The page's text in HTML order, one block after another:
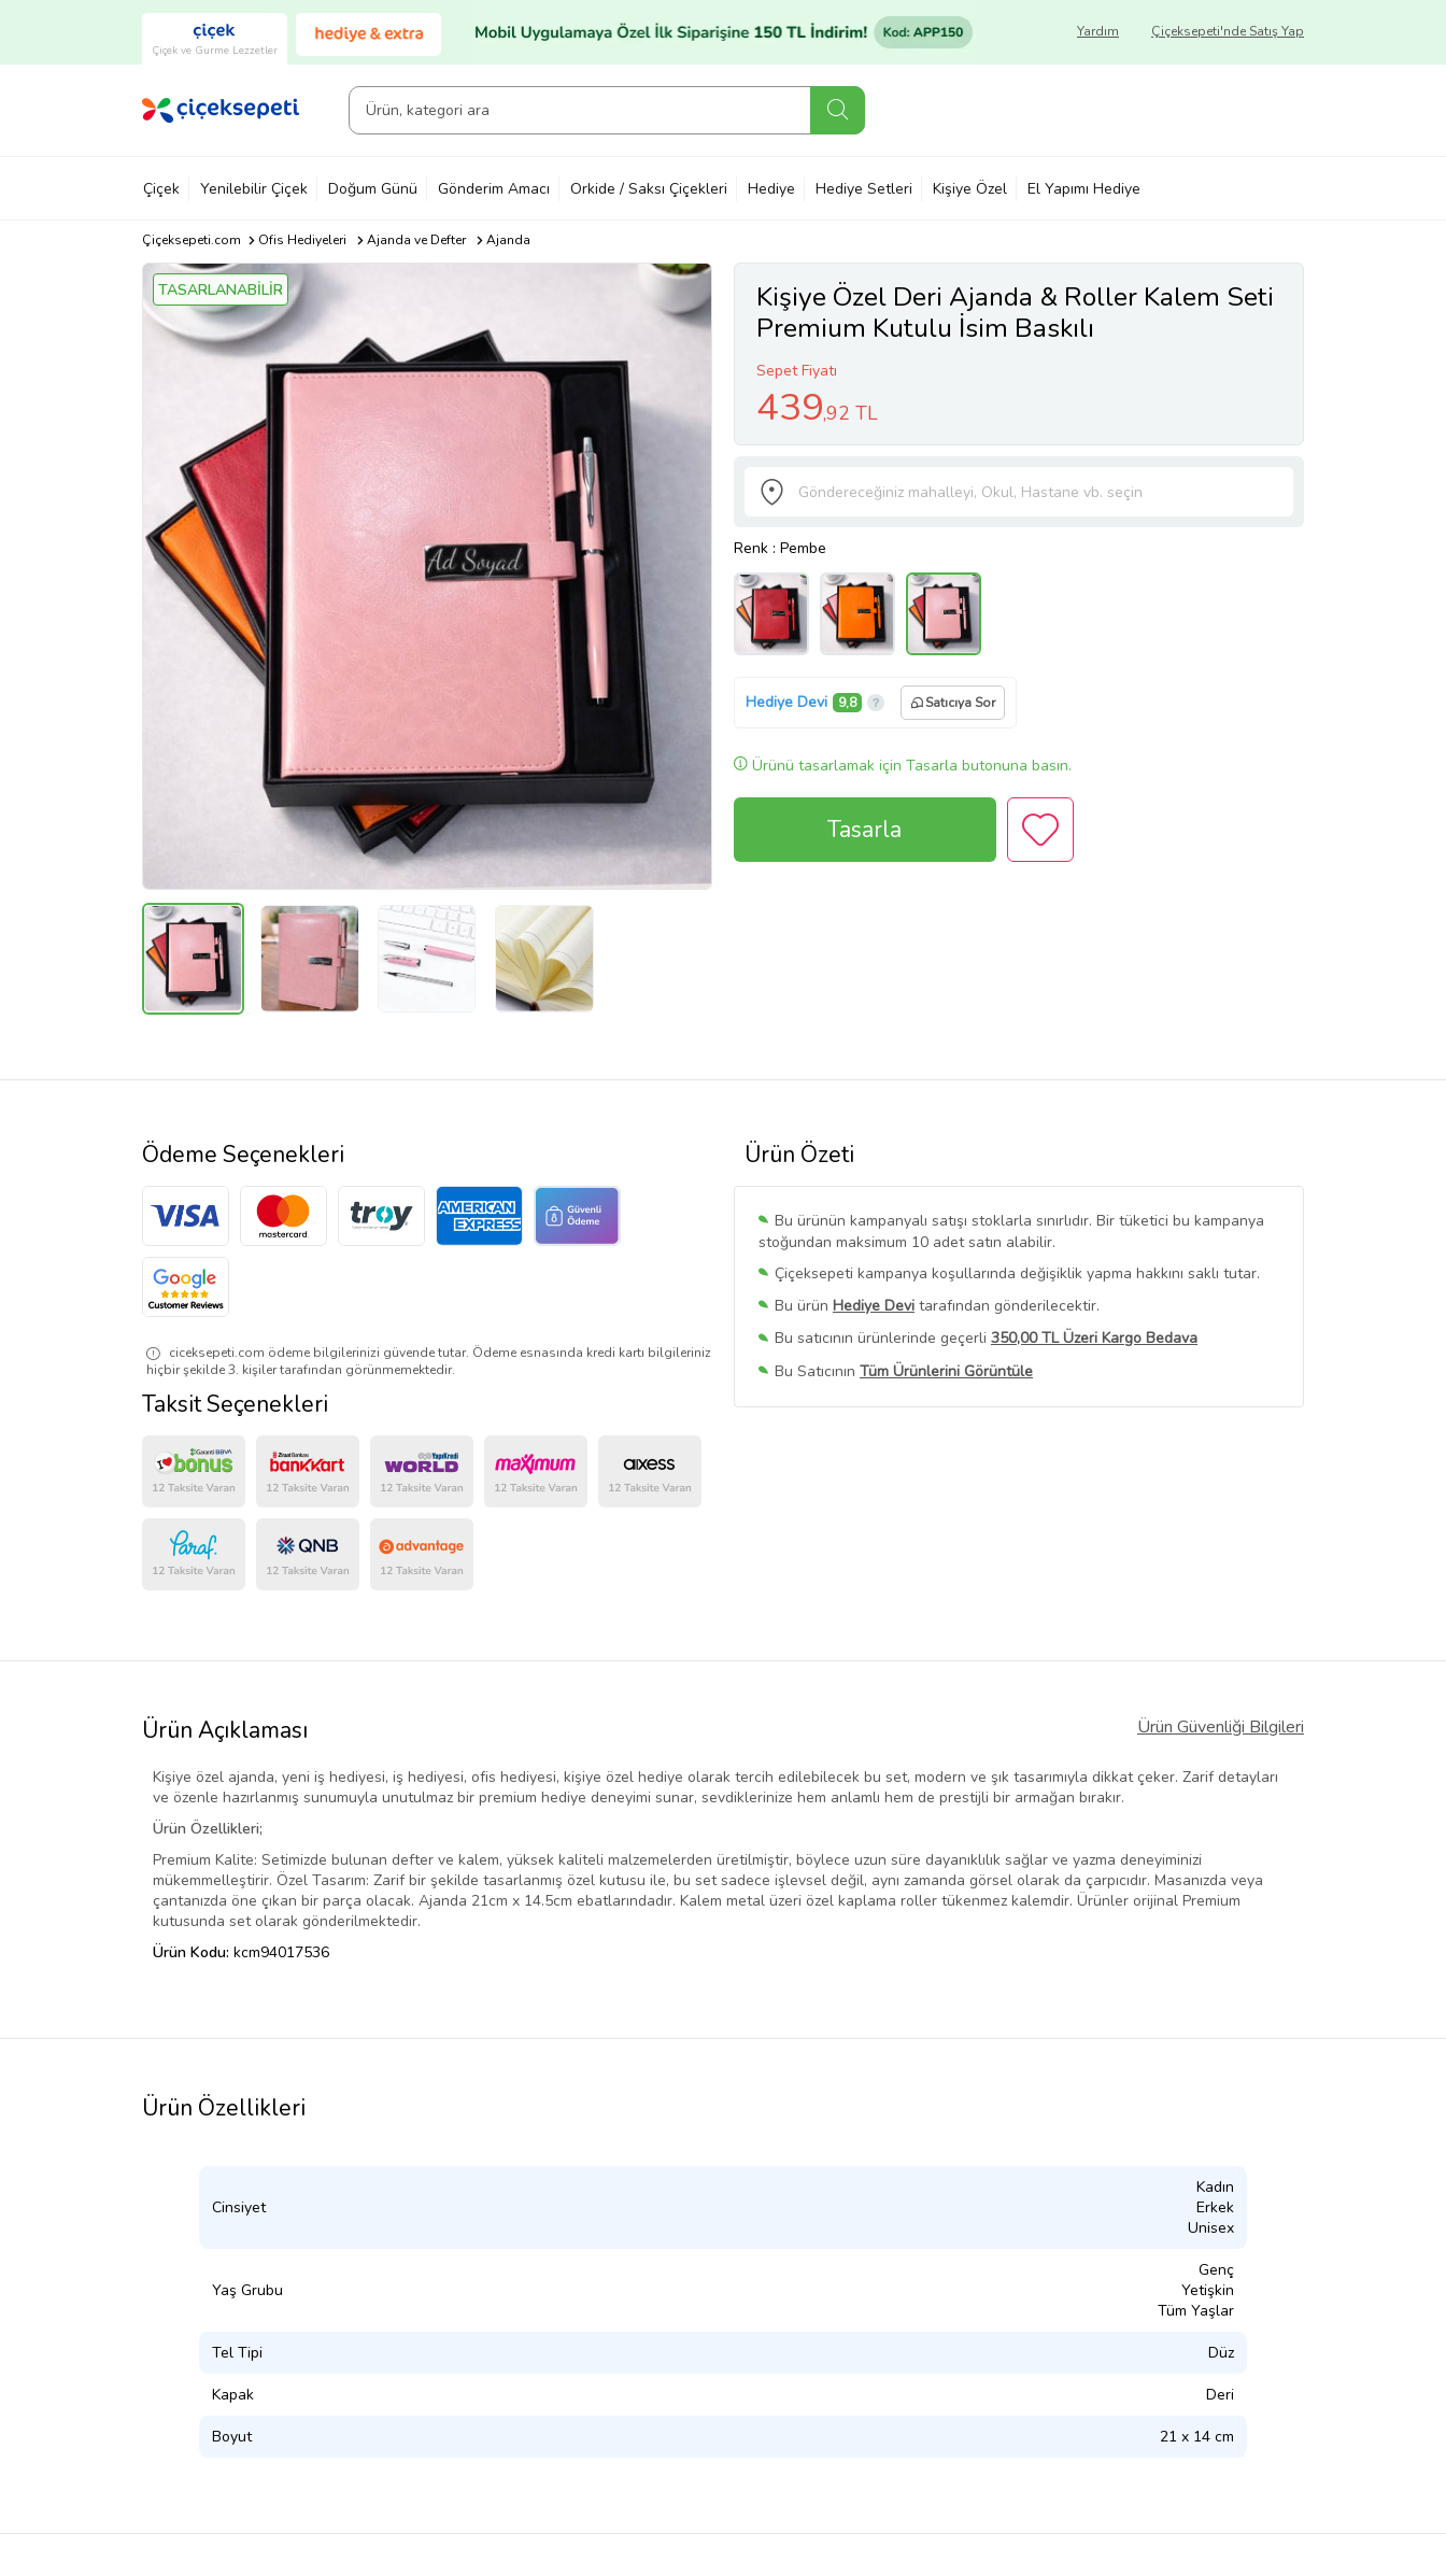
Çiçek ve Gurme Lezzetler
Çiçeksepeti'nde Satış Yap
Yardım
Çiçek Yenilebilir Çiçek Doğum Günü Gönderim Amacı Orkide / Saksı Çiçekleri Hediye Hediye Setleri Kişiye Özel El Yapımı Hediye
Çiçeksepeti.com Ofis Hediyeleri Ajanda ve Defter Ajanda
TASARLANABİLİR
Kişiye Özel Deri Ajanda & Roller Kalem Seti
Premium Kutulu İsim Baskılı
Sepet Fiyatı
439,92 TL
Renk : Pembe
Hediye Devi 9,8 Satıcıya Sor
Ürünü tasarlamak için Tasarla butonuna basın.
Tasarla
Ürün Özeti
Bu ürünün kampanyalı satışı stoklarla sınırlıdır. Bir tüketici bu kampanya
stoğundan maksimum 10 adet satın alabilir.
Çiçeksepeti kampanya koşullarında değişiklik yapma hakkını saklı tutar.
Bu ürün Hediye Devi tarafından gönderilecektir.
Bu satıcının ürünlerinde geçerli 350,00 TL Üzeri Kargo Bedava
Bu Satıcının Tüm Ürünlerini Görüntüle
Ürün sayfasında gördüğünüz fiyat bilgileri, satıcı tarafından
Ödeme Seçenekleri
ciceksepeti.com ödeme bilgilerinizi güvende tutar. Ödeme esnasında kredi kartı bilgileriniz
hiçbir şekilde 3. kişiler tarafından görünmemektedir.
Taksit Seçenekleri
Ürün Açıklaması Ürün Güvenliği Bilgileri
Kişiye özel ajanda, yeni iş hediyesi, iş hediyesi, ofis hediyesi, kişiye özel hediye olarak tercih edilebilecek bu set, modern ve şık tasarımıyla dikkat çeker. Zarif detayları
ve özenle hazırlanmış sunumuyla unutulmaz bir premium hediye deneyimi sunar, sevdiklerinize hem anlamlı hem de prestijli bir armağan bırakır.
Ürün Özellikleri;
Premium Kalite: Setimizde bulunan defter ve kalem, yüksek kaliteli malzemelerden üretilmiştir, böylece uzun süre dayanıklılık sağlar ve yazma deneyiminizi
mükemmelleştirir. Özel Tasarım: Zarif bir şekilde tasarlanmış özel kutusu ile, bu set sadece işlevsel değil, aynı zamanda görsel olarak da çarpıcıdır. Masanızda veya
çantanızda öne çıkan bir parça olacak. Ajanda 21cm x 14.5cm ebatlarındadır. Kalem metal üzeri özel kaplama roller tükenmez kalemdir. Ürünler orijinal Premium
kutusunda set olarak gönderilmektedir.
Ürün Kodu: kcm94017536
Ürün Özellikleri
Cinsiyet
Kadın
Erkek
Unisex
Yaş Grubu
Genç
Yetişkin
Tüm Yaşlar
Tel Tipi Düz
Kapak Deri
Boyut 21 x 14 cm